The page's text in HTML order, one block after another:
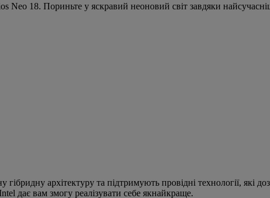
Neo 18. Пориньте у яскравий неоновий світ завдяки
архітектуру та підтримують провідні технології, які
дає вам змогу реалізувати себе якнайкраще.